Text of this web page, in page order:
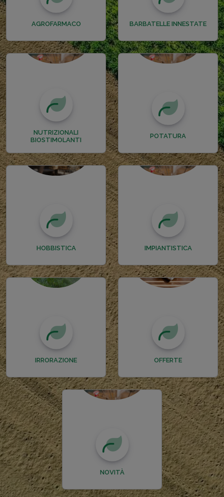
AGROFARMACO BARBATELLE INNESTATE
NUTRIZIONALI
BIOSTIMOLANTI
POTATURA
HOBBISTICA IMPIANTISTICA
IRRORAZIONE OFFERTE
NOVITÀ